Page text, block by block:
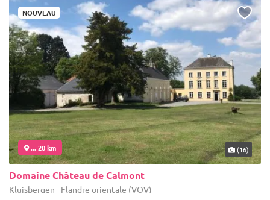
NOUVEAU
... 20 km (16)
Domaine Château de Calmont
Kluisbergen - Flandre orientale (VOV)